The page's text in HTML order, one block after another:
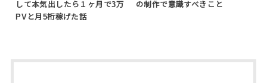
して本気出したら１ヶ月で3万
PVと月5桁稼げた話
の制作で意識すべきこと